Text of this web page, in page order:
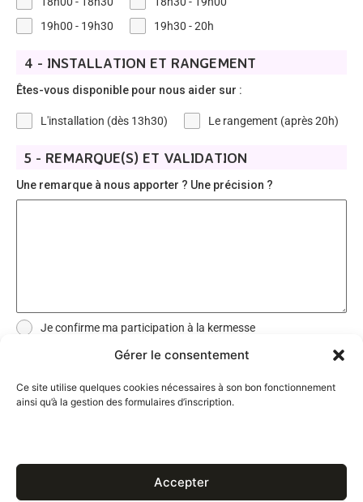
Gérer le consentement
Ce site utilise quelques cookies nécessaires à son bon fonctionnement
ainsi qu’à la gestion des formulaires d’inscription.
Accepter
19h00 - 19h30
19h30 - 20h
4 - INSTALLATION ET RANGEMENT
Êtes-vous disponible pour nous aider sur :
L'installation (dès 13h30) Le rangement (après 20h)
5 - REMARQUE(S) ET VALIDATION
Une remarque à nous apporter ? Une précision ?
Je confirme ma participation à la kermesse